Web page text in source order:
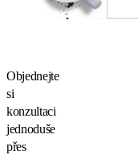
Objednejte
si
konzultaci
jednoduše
přes